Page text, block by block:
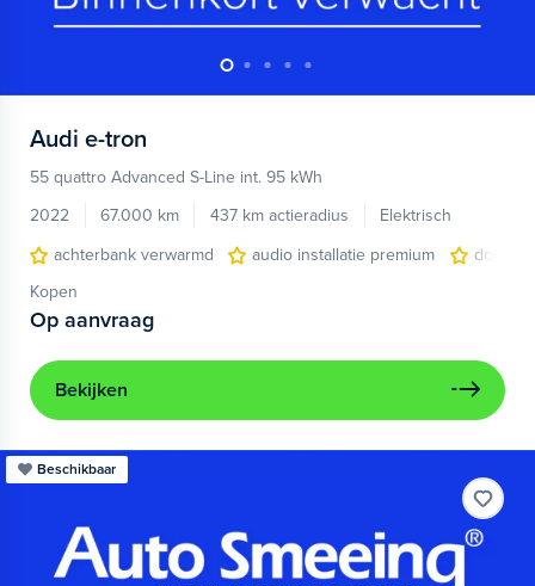
Audi e-tron
55 quattro Advanced S-Line int. 95 kWh
2022
67.000 km 437 km actieradius
Elektrisch
achterbank verwarmd
audio installatie premium
Kopen
Op aanvraag
Bekijken
Beschikbaar